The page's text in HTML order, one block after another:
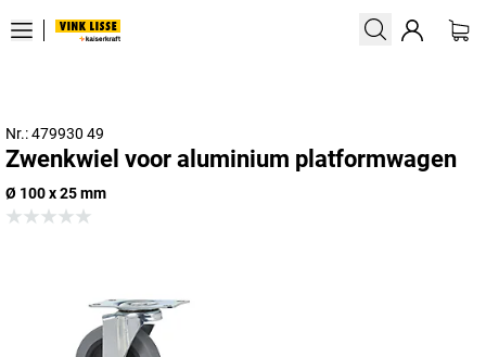
Nr.: 479930 49
Zwenkwiel voor aluminium platformwagen
Ø 100 x 25 mm